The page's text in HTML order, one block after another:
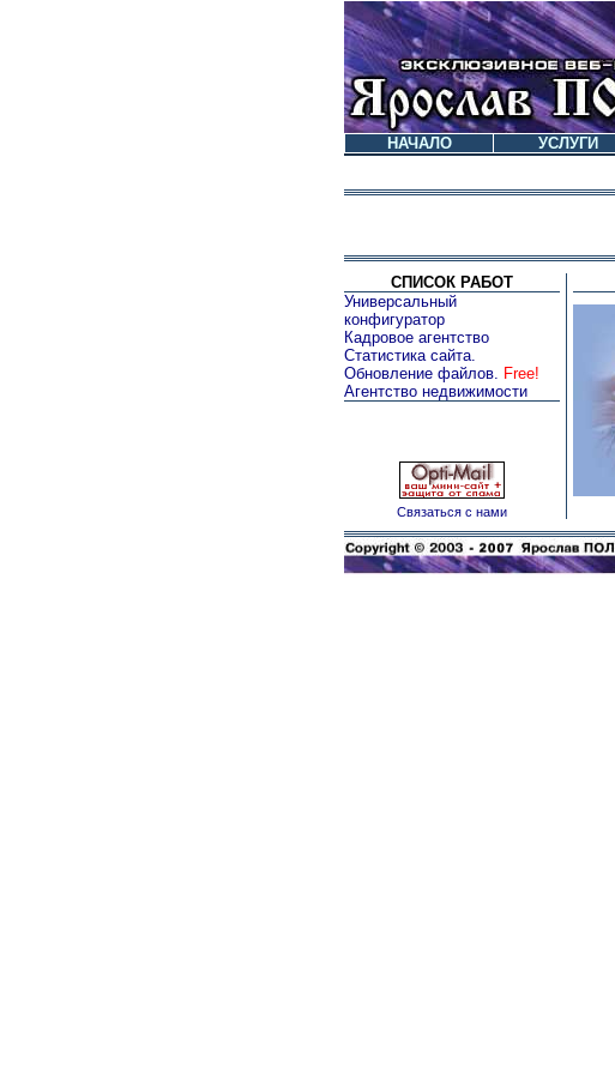
НАЧАЛО УСЛУГИ
СПИСОК РАБОТ
Универсальный
конфигуратор
Кадровое агентство
Статистика сайта.
Обновление файлов. Free!
Агентство недвижимости
Связаться с нами